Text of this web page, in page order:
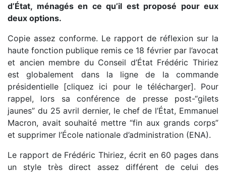
d’État, ménagés en ce qu’il est proposé pour eux
deux options.
Copie assez conforme. Le rapport de réflexion sur la
haute fonction publique remis ce 18 février par l’avocat
et ancien membre du Conseil d’État Frédéric Thiriez
est globalement dans la ligne de la commande
présidentielle [cliquez ici pour le télécharger]. Pour
rappel, lors sa conférence de presse post-“gilets
jaunes” du 25 avril dernier, le chef de l’État, Emmanuel
Macron, avait souhaité mettre “fin aux grands corps”
et supprimer l’École nationale d’administration (ENA).
Le rapport de Frédéric Thiriez, écrit en 60 pages dans
un style très direct assez différent de celui des